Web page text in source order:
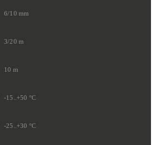
6/10 mm
3/20 m
10 m
-15..+50 °C
-25..+30 °C